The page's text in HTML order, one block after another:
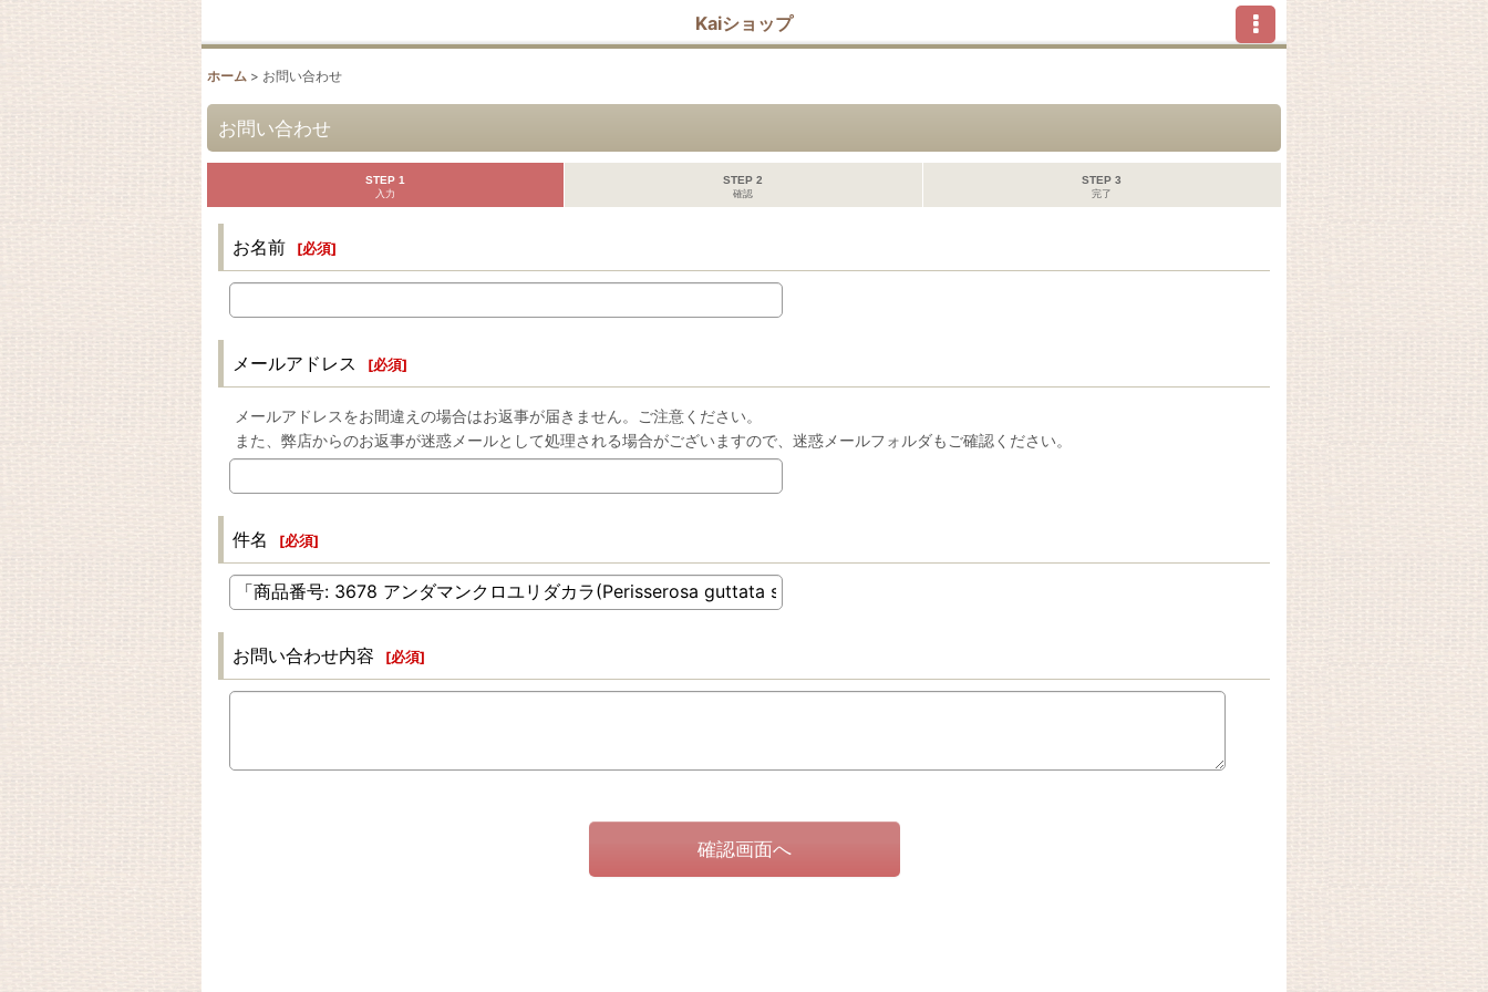
Kaiショップ
ホーム > お問い合わせ
お問い合わせ
STEP 1
入力
STEP 2
確認
STEP 3
完了
お名前 [必須]
メールアドレス [必須]
メールアドレスをお間違えの場合はお返事が届きません。ご注意ください。
また、弊店からのお返事が迷惑メールとして処理される場合がございますので、迷惑メールフォルダもご確認ください。
件名 [必須]
お問い合わせ内容 [必須]
確認画面へ